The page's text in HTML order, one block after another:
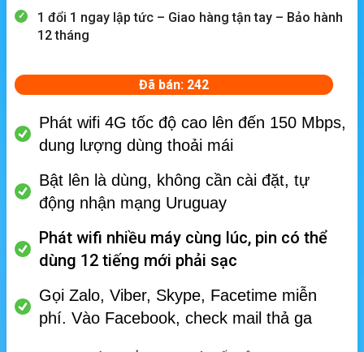
1 đổi 1 ngay lập tức – Giao hàng tận tay – Bảo hành
12 tháng
Đã bán: 242
Phát wifi 4G tốc độ cao lên đến 150 Mbps,
dung lượng dùng thoải mái
Bật lên là dùng, không cần cài đặt, tự
động nhận mạng Uruguay
Phát wifi nhiều máy cùng lúc, pin có thể
dùng 12 tiếng mới phải sạc
Gọi Zalo, Viber, Skype, Facetime miễn
phí. Vào Facebook, check mail thả ga